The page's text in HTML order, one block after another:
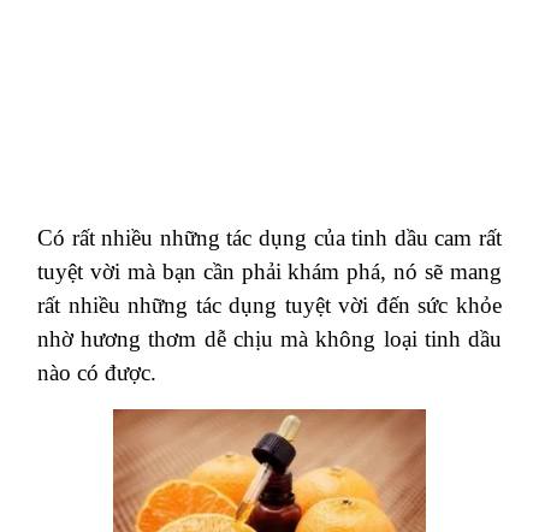
Có rất nhiều những tác dụng của tinh dầu cam rất
tuyệt vời mà bạn cần phải khám phá, nó sẽ mang
rất nhiều những tác dụng tuyệt vời đến sức khỏe
nhờ hương thơm dễ chịu mà không loại tinh dầu
nào có được.